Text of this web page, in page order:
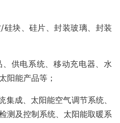
/硅块、硅片、封装玻璃、封装
供电系统、移动充电器、水
阳能产品等；
成、太阳能空气调节系统、
测及控制系统、太阳能取暖系